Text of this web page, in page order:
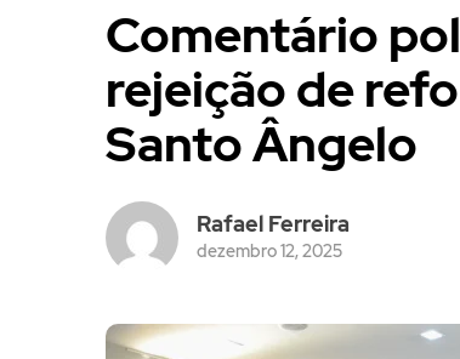
Comentário
rejeição de
Santo Ângelo
Rafael Ferreira
dezembro 12, 2025